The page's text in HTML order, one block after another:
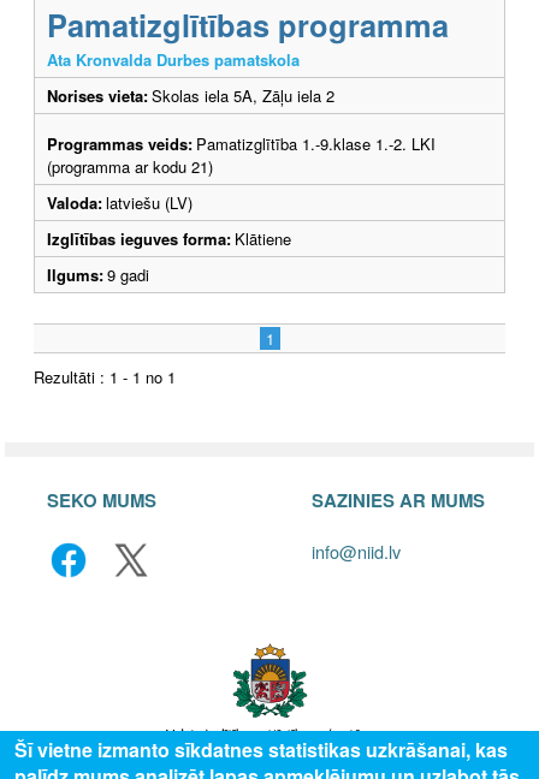
Pamatizglītības programma
Ata Kronvalda Durbes pamatskola
Norises vieta:Skolas iela 5A, Zāļu iela 2
Programmas veids: Pamatizglītība 1.-9.klase 1.-2. LKI
(programma ar kodu 21)
Valoda:latviešu (LV)
Izglītības ieguves forma: Klātiene
Ilgums:9 gadi
1
Rezultāti : 1 - 1 no 1
SEKO MUMS SAZINIES AR MUMS
info@niid.lv
Šī vietne izmanto sīkdatnes statistikas uzkrāšanai, kas